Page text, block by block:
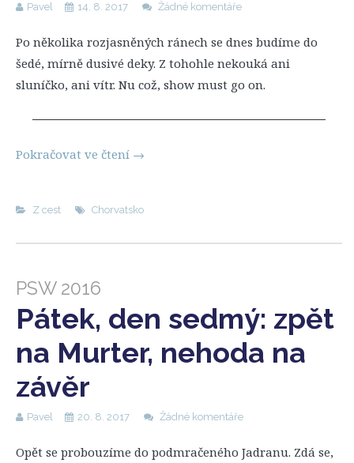
Pavel 14. 8. 2017 Žádné komentáře
Po několika rozjasněných ránech se dnes budíme do
šedé, mírně dusivé deky. Z tohohle nekouká ani
sluníčko, ani vítr. Nu což, show must go on.
Pokračovat ve čtení →
Z cest Chorvatsko
PSW 2016
Pátek, den sedmý: zpět
na Murter, nehoda na
závěr
Pavel 20. 8. 2017 Žádné komentáře
Opět se probouzíme do podmračeného Jadranu. Zdá se,